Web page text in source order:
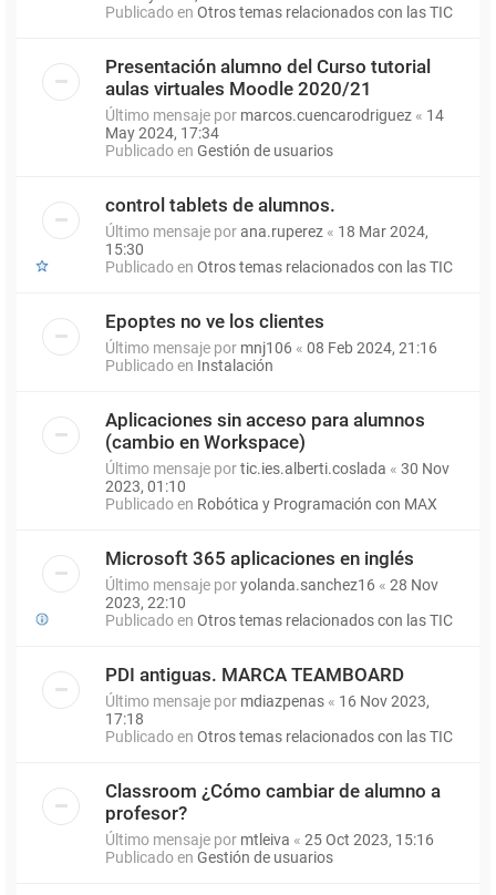
Publicado en Otros temas relacionados con las TIC
Presentación alumno del Curso tutorial
aulas virtuales Moodle 2020/21
Último mensaje por marcos.cuencarodriguez « 14
May 2024, 17:34
Publicado en Gestión de usuarios
control tablets de alumnos.
Último mensaje porana.ruperez « 18 Mar 2024,
15:30
Publicado en Otros temas relacionados con las TIC
Epoptes no ve los clientes
Último mensaje por mnj106 « 08 Feb 2024, 21:16
Publicado en Instalación
Aplicaciones sin acceso para alumnos
(cambio en Workspace)
Último mensaje portic.ies.alberti.coslada « 30 Nov
2023, 01:10
Publicado en Robótica y Programación con MAX
Microsoft 365 aplicaciones en inglés
Último mensaje poryolanda.sanchez16 « 28 Nov
2023, 22:10
Publicado en Otros temas relacionados con las TIC
PDI antiguas. MARCA TEAMBOARD
Último mensaje por mdiazpenas « 16 Nov 2023,
17:18
Publicado en Otros temas relacionados con las TIC
Classroom ¿Cómo cambiar de alumno a
profesor?
Último mensaje por mtleiva « 25 Oct 2023, 15:16
Publicado en Gestión de usuarios